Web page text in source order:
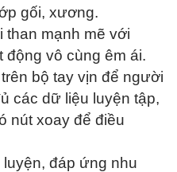
gối, xương.
mạnh mẽ với
động vô cùng êm ái.
bộ tay vịn để người
các dữ liệu luyện tập,
nút xoay để điều
đáp ứng nhu